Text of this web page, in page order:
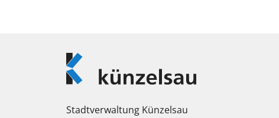
Logo
Künzelsau
Stadtverwaltung Künzelsau